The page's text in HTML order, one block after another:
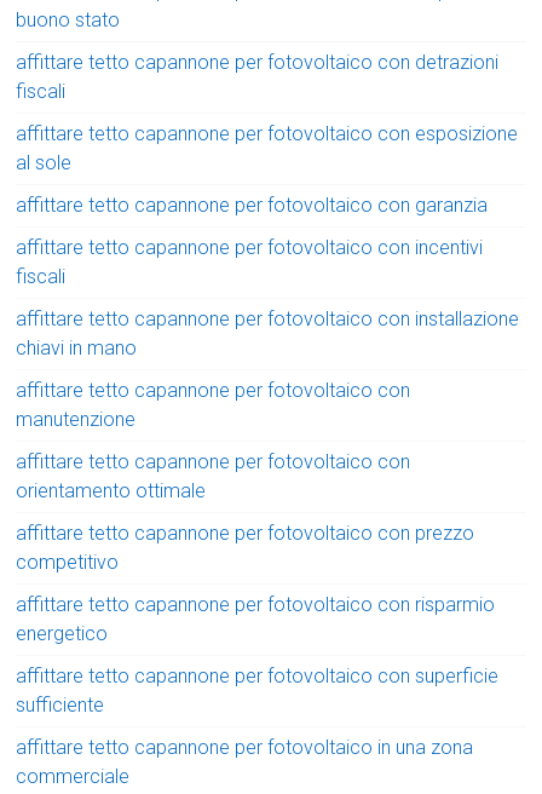
buono stato
affittare tetto capannone per fotovoltaico con detrazioni
fiscali
affittare tetto capannone per fotovoltaico con esposizione
al sole
affittare tetto capannone per fotovoltaico con garanzia
affittare tetto capannone per fotovoltaico con incentivi
fiscali
affittare tetto capannone per fotovoltaico con installazione
chiavi in mano
affittare tetto capannone per fotovoltaico con
manutenzione
affittare tetto capannone per fotovoltaico con
orientamento ottimale
affittare tetto capannone per fotovoltaico con prezzo
competitivo
affittare tetto capannone per fotovoltaico con risparmio
energetico
affittare tetto capannone per fotovoltaico con superficie
sufficiente
affittare tetto capannone per fotovoltaico in una zona
commerciale